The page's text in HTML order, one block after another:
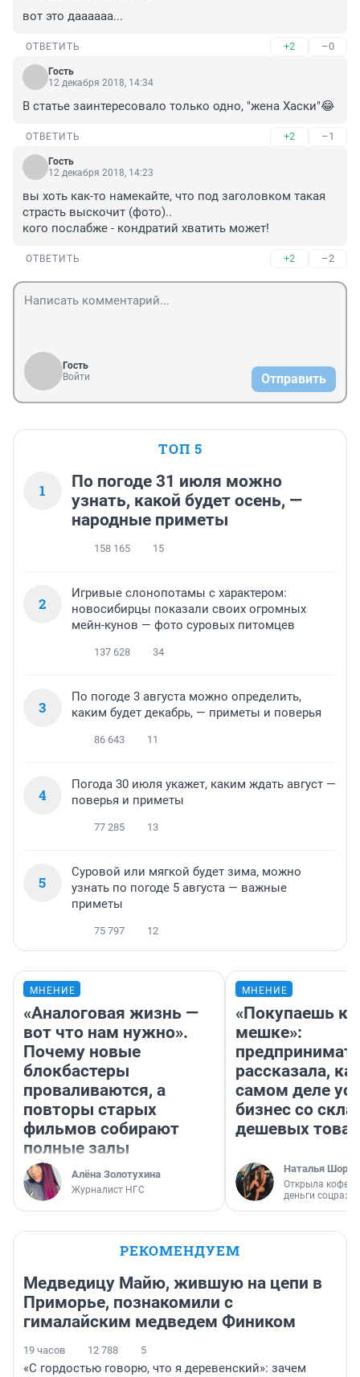
вот это даааааа...
ОТВЕТИТЬ +2 –0
Гость
12 декабря 2018, 14:34
В статье заинтересовало только одно, "жена Хаски"😂
ОТВЕТИТЬ +2 –1
Гость
12 декабря 2018, 14:23
вы хоть как-то намекайте, что под заголовком такая
страсть выскочит (фото)..
кого послабже - кондратий хватить может!
ОТВЕТИТЬ +2 –2
Гость
Войти
Отправить
ТОП 5
1
По погоде 31 июля можно
узнать, какой будет осень, —
народные приметы
158 165 15
2
Игривые слонопотамы с характером:
новосибирцы показали своих огромных
мейн-кунов — фото суровых питомцев
137 628 34
3
По погоде 3 августа можно определить,
каким будет декабрь, — приметы и поверья
86 643 11
4
Погода 30 июля укажет, каким ждать август —
поверья и приметы
77 285 13
5
Суровой или мягкой будет зима, можно
узнать по погоде 5 августа — важные
приметы
75 797 12
МНЕНИЕ
«Аналоговая жизнь —
вот что нам нужно».
Почему новые
блокбастеры
проваливаются, а
повторы старых
фильмов собирают
полные залы
Алёна Золотухина
Журналист НГС
МНЕНИЕ
«Покупаешь
мешке»:
рассказала,
самом деле
бизнес со
дешевых
Наталья
Открыла
деньги
РЕКОМЕНДУЕМ
Медведицу Майю, жившую на цепи в
Приморье, познакомили с
гималайским медведем Фиником
19 часов 12 788 5
«С гордостью говорю, что я деревенский»: зачем